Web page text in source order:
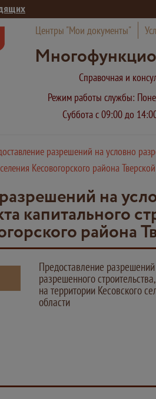
Центры "Мои документы"
Справочная и
Режим работы службы:
Суббота с 09:00 до
разрешений на условно
Кесовогорского района
на
капитального
района
Предоставление
разрешенного
на территории Кесовского
области